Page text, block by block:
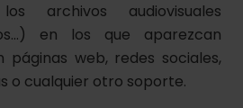
archivos audiovisuales
en los que aparezcan
páginas web, redes sociales,
o cualquier otro soporte.